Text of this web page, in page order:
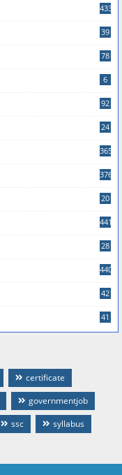
433
39
78
6
92
24
365
376
20
441
28
440
42
41
certificate
governmentjob
ssc
syllabus